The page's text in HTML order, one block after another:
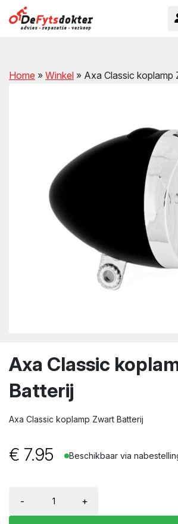
Home » Winkel » Axa Classic koplamp
Axa Classic
Batterij
Axa Classic koplamp Zwart Batterij
€ 7.95 Beschikbaar via
- +